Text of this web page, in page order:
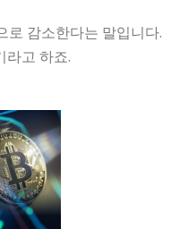
로 감소한다는 말입니다.
라고 하죠.